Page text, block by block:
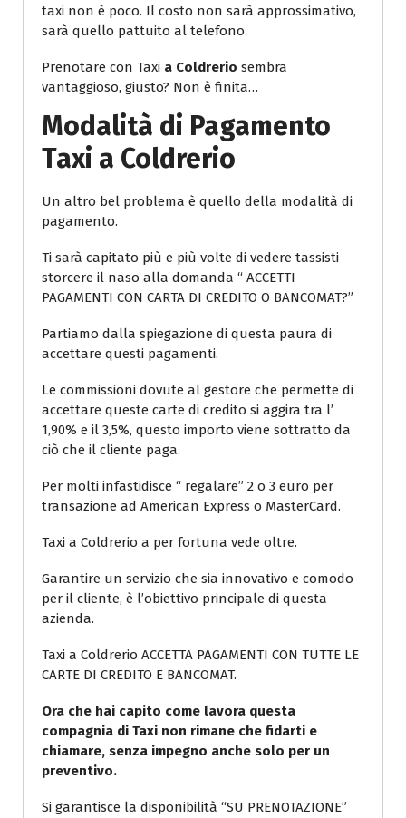
taxi non è poco. Il costo non sarà approssimativo,
sarà quello pattuito al telefono.
Prenotare con Taxi a Coldrerio sembra
vantaggioso, giusto? Non è finita…
Modalità di Pagamento
Taxi a Coldrerio
Un altro bel problema è quello della modalità di
pagamento.
Ti sarà capitato più e più volte di vedere tassisti
storcere il naso alla domanda “ ACCETTI
PAGAMENTI CON CARTA DI CREDITO O BANCOMAT?”
Partiamo dalla spiegazione di questa paura di
accettare questi pagamenti.
Le commissioni dovute al gestore che permette di
accettare queste carte di credito si aggira tra l’
1,90% e il 3,5%, questo importo viene sottratto da
ciò che il cliente paga.
Per molti infastidisce “ regalare” 2 o 3 euro per
transazione ad American Express o MasterCard.
Taxi a Coldrerio a per fortuna vede oltre.
Garantire un servizio che sia innovativo e comodo
per il cliente, è l’obiettivo principale di questa
azienda.
Taxi a Coldrerio ACCETTA PAGAMENTI CON TUTTE LE
CARTE DI CREDITO E BANCOMAT.
Ora che hai capito come lavora questa
compagnia di Taxi non rimane che fidarti e
chiamare, senza impegno anche solo per un
preventivo.
Si garantisce la disponibilità “SU PRENOTAZIONE”